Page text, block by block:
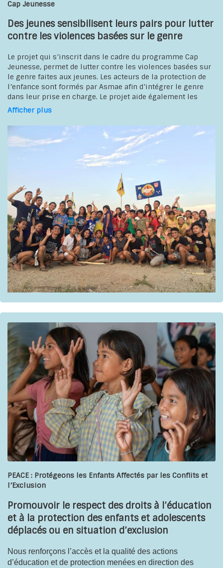
Cap Jeunesse
Des jeunes sensibilisent leurs pairs pour lutter
contre les violences basées sur le genre
Le projet qui s’inscrit dans le cadre du programme Cap
Jeunesse, permet de lutter contre les violences basées sur
le genre faites aux jeunes. Les acteurs de la protection de
l’enfance sont formés par Asmae afin d’intégrer le genre
dans leur prise en charge. Le projet aide également les
jeunes à agir pour mettre fin aux violences basées sur le
genre dans les écoles, à la maison et dans les
communautés. Les jeunes membres d’associations
étudiantes sont accompagnés pour mener des actions
collectives de sensibilisation auprès de jeunes dans les
écoles, des communautés et des autorités locales. Un guide
de bonnes pratiques sur les bénéfices et les défis liés à la
prévention des violences basées sur le genre est élaboré
par les jeunes eux-mêmes, et est largement partagé parmi
les personnes professionnelles de la protection de
l’enfance.
Bénéficiaires:jeunes dans les écoles
Partenaires :
Gems Heart Outreach Development Incorporated.
Partenaires institutionnels :
Le Réseau National de Lutte contre les Violences
Basées sur le Genre ;
Le Conseil National pour le Bien-Être des Enfants et
son sous-comité pour l’Elimination des Violences
Contre les Enfants.
Afficher plus
PEACE : Protégeons les Enfants Affectés par les Conflits et
l’Exclusion
Promouvoir le respect des droits à l’éducation
et à la protection des enfants et adolescents
déplacés ou en situation d’exclusion
Nous renforçons l’accès et la qualité des actions
d’éducation et de protection menées en direction des